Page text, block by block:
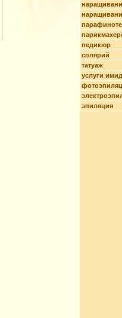
педикюр
солярий
татуаж
услуги
эпиляция